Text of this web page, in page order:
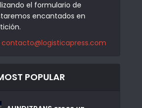
el formulario de
encantados en
contacto@logisticapress.com
POPULAR